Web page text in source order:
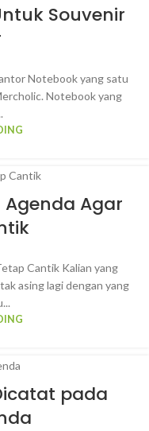
Souvenir
Notebook yang satu
Notebook yang
Agar
Cantik Kalian yang
asing lagi dengan yang
pada